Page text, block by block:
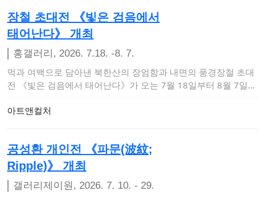
장철 초대전 《빛은 검음에서
태어난다》 개최
홍갤러리, 2026. 7.18. -8. 7.
먹과 여백으로 담아낸 북한산의 장엄함과 내면의 풍경장철 초대
전 《빛은 검음에서 태어난다》가 오는 7월 18일부터 8월 7일까
아트앤컬처
공성환 개인전 《파문(波紋;
Ripple)》 개최
갤러리제이원, 2026. 7. 10. - 29.